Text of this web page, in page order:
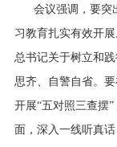
会议强调，要突
习教育扎实有效开
总书记关于树立和
思齐、自警自省。
开展“五对照三查摆
面，深入一线听真